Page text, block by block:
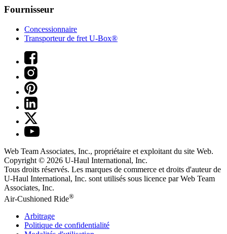
Fournisseur
Concessionnaire
Transporteur de fret U-Box®
Web Team Associates, Inc., propriétaire et exploitant du site Web.
Copyright © 2026 U-Haul International, Inc.
Tous droits réservés. Les marques de commerce et droits d'auteur de
U-Haul International, Inc. sont utilisés sous licence par Web Team
Associates, Inc.
Air-Cushioned Ride®
Arbitrage
Politique de confidentialité